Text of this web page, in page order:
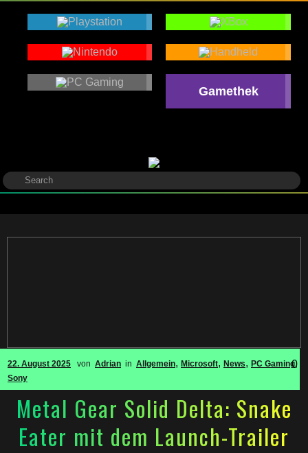
Gamethek
22. August 2025 von Adrian in Allgemein, Microsoft, News, PC Gaming,
Sony
0
Metal Gear Solid Delta: Snake
Eater mit dem Launch-Trailer